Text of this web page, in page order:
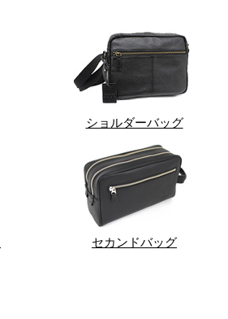
ショルダーバッグ
セカンドバッグ